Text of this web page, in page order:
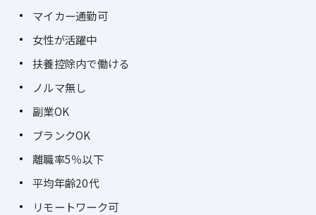
マイカー通勤可
女性が活躍中
扶養控除内で働ける
ノルマ無し
副業OK
ブランクOK
離職率5％以下
平均年齢20代
リモートワーク可